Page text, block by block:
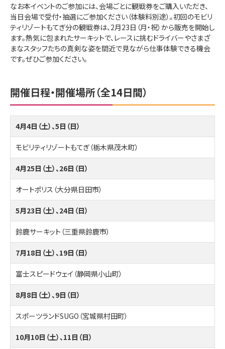
なお本イベントのご参加には、会場ごとに観戦券をご購入いただき、
当日会場で受付・抽選にご参加ください（体験料別途）。初回のモビリ
ティリゾートもてぎ分の観戦券は、2月23日（月・祝）から販売を開始し
ます。熱気に包まれたサーキットで、レースに挑むドライバーやさまざ
まなスタッフたちの真剣な姿を間近で見ながら仕事体験できる機会
です。ぜひご参加ください。
開催日程・開催場所（全14日間）
4月4日（土）、5日（日）
モビリティリゾートもてぎ（栃木県茂木町）
4月25日（土）、26日（日）
オートポリス（大分県日田市）
5月23日（土）、24日（日）
鈴鹿サーキット（三重県鈴鹿市）
7月18日（土）、19日（日）
富士スピードウェイ（静岡県小山町）
8月8日（土）、9日（日）
スポーツランドSUGO（宮城県村田町）
10月10日（土）、11日（日）